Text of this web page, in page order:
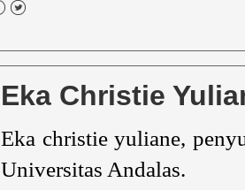
Eka Christie
Eka christie yuliane,
Universitas Andalas.